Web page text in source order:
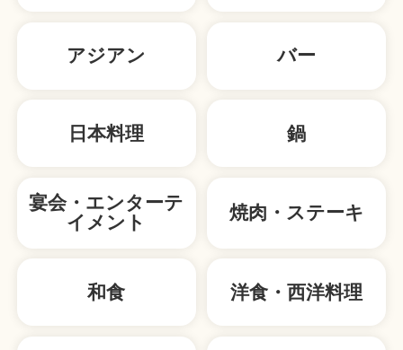
アジアン バー
日本料理 鍋
宴会・エンターテ
イメント
焼肉・ステーキ
和食 洋食・西洋料理